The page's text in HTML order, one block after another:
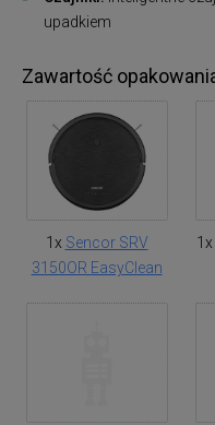
upadkiem
Zawartość
1x Sencor SRV
3150OR EasyClean